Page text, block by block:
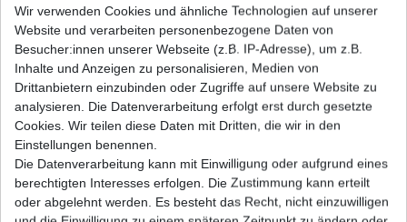
Bremsbeläge EBC FA 244 FA244 Bremsklötze
vorne mehrere Ausführungen
UVP 33,08 € ab 22,64 € *
Wir verwenden Cookies und ähnliche Technologien auf unserer
Website und verarbeiten personenbezogene Daten von
Besucher:innen unserer Webseite (z.B. IP-Adresse), um z.B.
Inhalte und Anzeigen zu personalisieren, Medien von
Drittanbietern einzubinden oder Zugriffe auf unsere Website zu
analysieren. Die Datenverarbeitung erfolgt erst durch gesetzte
Cookies. Wir teilen diese Daten mit Dritten, die wir in den
Einstellungen benennen.
Die Datenverarbeitung kann mit Einwilligung oder aufgrund eines
berechtigten Interesses erfolgen. Die Zustimmung kann erteilt
oder abgelehnt werden. Es besteht das Recht, nicht einzuwilligen